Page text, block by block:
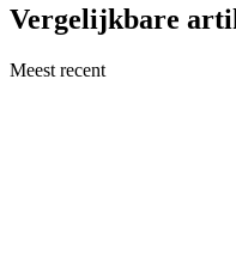
Vergelijkbare
Meest recent